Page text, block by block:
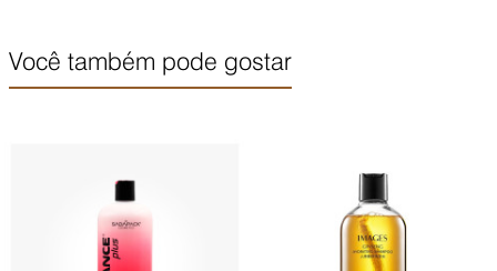
Você também pode gostar